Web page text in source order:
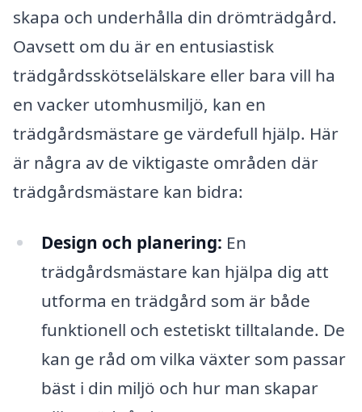
skapa och underhålla din drömträdgård.
Oavsett om du är en entusiastisk
trädgårdsskötselälskare eller bara vill ha
en vacker utomhusmiljö, kan en
trädgårdsmästare ge värdefull hjälp. Här
är några av de viktigaste områden där
trädgårdsmästare kan bidra:
Design och planering: En
trädgårdsmästare kan hjälpa dig att
utforma en trädgård som är både
funktionell och estetiskt tilltalande. De
kan ge råd om vilka växter som passar
bäst i din miljö och hur man skapar